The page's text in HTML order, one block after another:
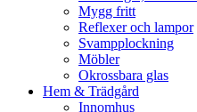
Mygg fritt
Reflexer och lampor
Svampplockning
Möbler
Okrossbara glas
Hem & Trädgård
Innomhus